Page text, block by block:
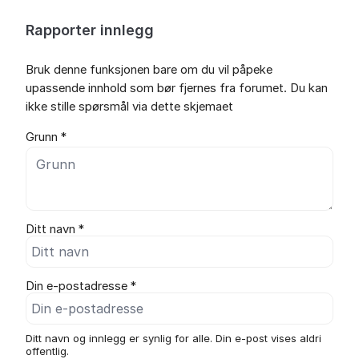
Rapporter innlegg
Bruk denne funksjonen bare om du vil påpeke
upassende innhold som bør fjernes fra forumet. Du kan
ikke stille spørsmål via dette skjemaet
Grunn *
Ditt navn *
Din e-postadresse *
Ditt navn og innlegg er synlig for alle. Din e-post vises aldri
offentlig.